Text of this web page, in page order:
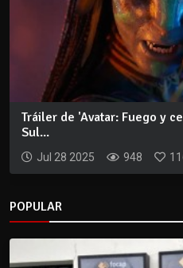
Tráiler de 'Avatar: Fuego y
Sul...
Jul 28 2025 948
POPULAR